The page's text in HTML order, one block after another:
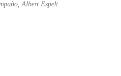
Albert Espelt